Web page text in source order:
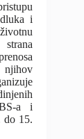
i
a i
do 15.